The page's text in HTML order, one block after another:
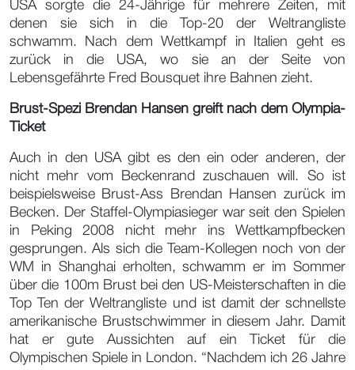
USA sorgte die 24-Jährige für mehrere Zeiten, mit
denen sie sich in die Top-20 der Weltrangliste
schwamm. Nach dem Wettkampf in Italien geht es
zurück in die USA, wo sie an der Seite von
Lebensgefährte Fred Bousquet ihre Bahnen zieht.
Brust-Spezi Brendan Hansen greift nach dem Olympia-
Ticket
Auch in den USA gibt es den ein oder anderen, der
nicht mehr vom Beckenrand zuschauen will. So ist
beispielsweise Brust-Ass Brendan Hansen zurück im
Becken. Der Staffel-Olympiasieger war seit den Spielen
in Peking 2008 nicht mehr ins Wettkampfbecken
gesprungen. Als sich die Team-Kollegen noch von der
WM in Shanghai erholten, schwamm er im Sommer
über die 100m Brust bei den US-Meisterschaften in die
Top Ten der Weltrangliste und ist damit der schnellste
amerikanische Brustschwimmer in diesem Jahr. Damit
hat er gute Aussichten auf ein Ticket für die
Olympischen Spiele in London. “Nachdem ich 26 Jahre